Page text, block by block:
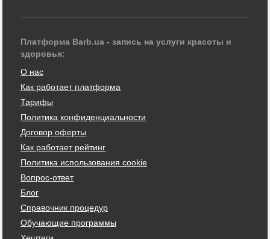
Платформа Barb.ua - запись на услуги красоты и
здоровья:
О нас
Как работает платформа
Тарифы
Политика конфиденциальности
Договор оферты
Как работает рейтинг
Политика использования cookie
Вопрос-ответ
Блог
Справочник процедур
Обучающие программы